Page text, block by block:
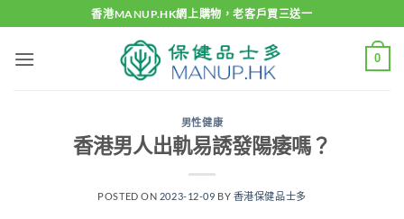
to
content
香港MANUP.HK網上購物，老客戶買三送一
0
男性健康
香港男人出軌易誘發陽痿嗎？
POSTED ON 2023-12-09 BY 香港保健品士多